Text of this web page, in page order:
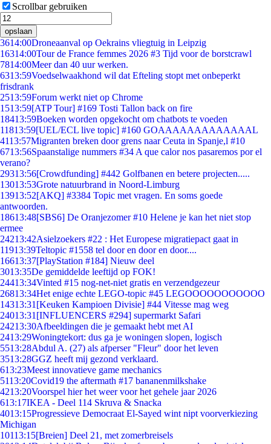
Scrollbar gebruiken
opslaan
3614:00Droneaanval op Oekrains vliegtuig in Leipzig
16314:00Tour de France femmes 2026 #3 Tijd voor de borstcrawl
7814:00Meer dan 40 uur werken.
6313:59Voedselwaakhond wil dat Efteling stopt met onbeperkt
frisdrank
2513:59Forum werkt niet op Chrome
1513:59[ATP Tour] #169 Tosti Tallon back on fire
18413:59Boeken worden opgekocht om chatbots te voeden
11813:59[UEL/ECL live topic] #160 GOAAAAAAAAAAAAAL
4113:57Migranten breken door grens naar Ceuta in Spanje,l #10
6713:56Spaanstalige nummers #34 A que calor nos pasaremos por el
verano?
29313:56[Crowdfunding] #442 Golfbanen en betere projecten.....
13013:53Grote natuurbrand in Noord-Limburg
13913:52[AKQ] #3384 Topic met vragen. En soms goede
antwoorden.
18613:48[SBS6] De Oranjezomer #10 Helene je kan het niet stop
ermee
24213:42Asielzoekers #22 : Het Europese migratiepact gaat in
11913:39Teltopic #1558 tel door en door en door....
16613:37[PlayStation #184] Nieuw deel
3013:35De gemiddelde leeftijd op FOK!
24413:34Vinted #15 nog-net-niet gratis en verzendgezeur
26813:34Het enige echte LEGO-topic #45 LEGOOOOOOOOOOO
14313:31 [Keuken Kampioen Divisie] #44 Vitesse mag weg
24013:31 [INFLUENCERS #294] supermarkt Safari
24213:30Afbeeldingen die je gemaakt hebt met AI
2413:29Woningtekort: dus ga je woningen slopen, logisch
5513:28Abdul A. (27) als afperser "Fleur" door het leven
3513:28GGZ heeft mij gezond verklaard.
613:23Meest innovatieve game mechanics
5113:20Covid19 the aftermath #17 bananenmilkshake
4213:20Voorspel hier het weer voor het gehele jaar 2026
613:17IKEA - Deel 114 Skruva & Snacka
4013:15Progressieve Democraat El-Sayed wint nipt voorverkiezing
Michigan
10113:15[Breien] Deel 21, met zomerbreisels